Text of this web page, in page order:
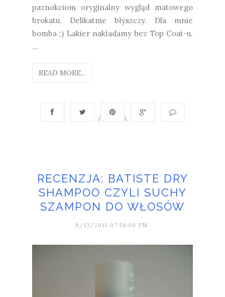
paznokciom oryginalny wygląd matowego
brokatu. Delikatnie błyszczy. Dla mnie
bomba ;) Lakier nakładamy bez Top Coat-u.
...
READ MORE...
RECENZJA: BATISTE DRY
SHAMPOO CZYLI SUCHY
SZAMPON DO WŁOSÓW
8/13/2013 07:54:00 PM